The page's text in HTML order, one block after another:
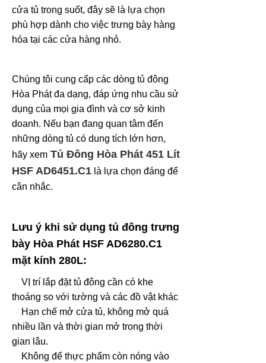
cửa tủ trong suốt, đây sẽ là lựa chọn
phù hợp dành cho việc trưng bày hàng
hóa tại các cửa hàng nhỏ.
Chúng tôi cung cấp các dòng tủ đông
Hòa Phát đa dạng, đáp ứng nhu cầu sử
dụng của mọi gia đình và cơ sở kinh
doanh. Nếu bạn đang quan tâm đến
những dòng tủ có dung tích lớn hơn,
hãy xem Tủ Đông Hòa Phát 451 Lít
HSF AD6451.C1 là lựa chọn đáng để
cân nhắc.
Lưu ý khi sử dụng tủ đông trưng
bày Hòa Phát HSF AD6280.C1
mặt kính 280L:
VỊ trí lắp đặt tủ đông cần có khe
thoáng so với tường và các đồ vật khác
Hạn chế mở cửa tủ, không mở quá
nhiều lần và thời gian mở trong thời
gian lâu.
Không để thực phẩm còn nóng vào